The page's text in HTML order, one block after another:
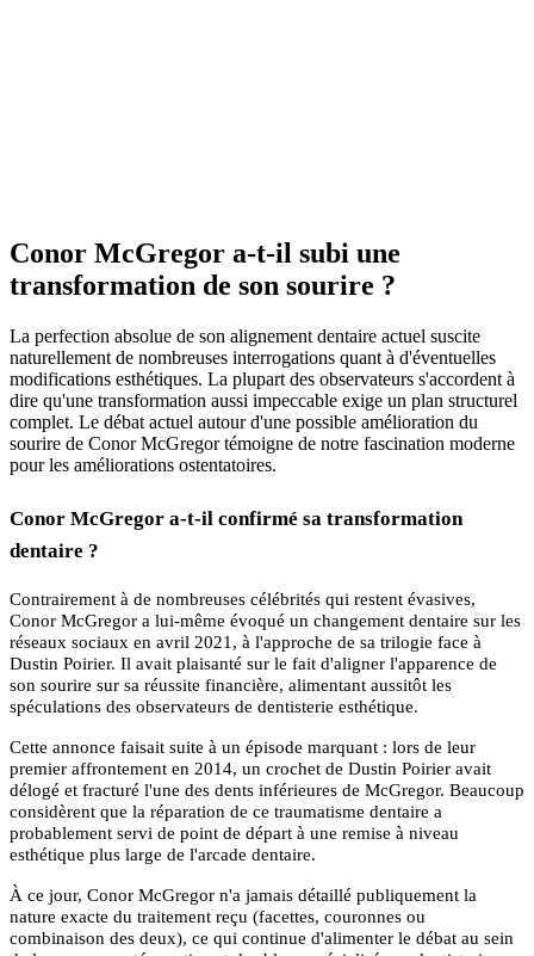
Conor McGregor a-t-il subi une
transformation de son sourire ?
La perfection absolue de son alignement dentaire actuel suscite
naturellement de nombreuses interrogations quant à d'éventuelles
modifications esthétiques. La plupart des observateurs s'accordent à
dire qu'une transformation aussi impeccable exige un plan structurel
complet. Le débat actuel autour d'une possible amélioration du
sourire de Conor McGregor témoigne de notre fascination moderne
pour les améliorations ostentatoires.
Conor McGregor a-t-il confirmé sa transformation
dentaire ?
Contrairement à de nombreuses célébrités qui restent évasives,
Conor McGregor a lui-même évoqué un changement dentaire sur les
réseaux sociaux en avril 2021, à l'approche de sa trilogie face à
Dustin Poirier. Il avait plaisanté sur le fait d'aligner l'apparence de
son sourire sur sa réussite financière, alimentant aussitôt les
spéculations des observateurs de dentisterie esthétique.
Cette annonce faisait suite à un épisode marquant : lors de leur
premier affrontement en 2014, un crochet de Dustin Poirier avait
délogé et fracturé l'une des dents inférieures de McGregor. Beaucoup
considèrent que la réparation de ce traumatisme dentaire a
probablement servi de point de départ à une remise à niveau
esthétique plus large de l'arcade dentaire.
À ce jour, Conor McGregor n'a jamais détaillé publiquement la
nature exacte du traitement reçu (facettes, couronnes ou
combinaison des deux), ce qui continue d'alimenter le débat au sein